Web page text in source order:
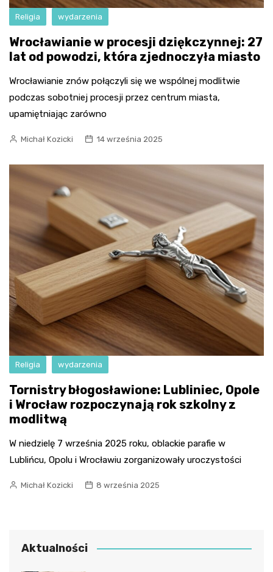
Religia wydarzenia
Wrocławianie w procesji dziękczynnej: 27
lat od powodzi, która zjednoczyła miasto
Wrocławianie znów połączyli się we wspólnej modlitwie
podczas sobotniej procesji przez centrum miasta,
upamiętniając zarówno
Michał Kozicki 14 września 2025
Religia wydarzenia
Tornistry błogosławione: Lubliniec, Opole
i Wrocław rozpoczynają rok szkolny z
modlitwą
W niedzielę 7 września 2025 roku, oblackie parafie w
Lublińcu, Opolu i Wrocławiu zorganizowały uroczystości
Michał Kozicki 8 września 2025
Aktualności